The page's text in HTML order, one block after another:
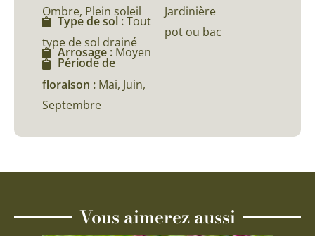
Ombre, Plein soleil
Type de sol :Tout
type de sol drainé
Arrosage : Moyen
Période de
floraison : Mai, Juin,
Septembre
Jardinière
pot ou bac
Vous aimerez aussi